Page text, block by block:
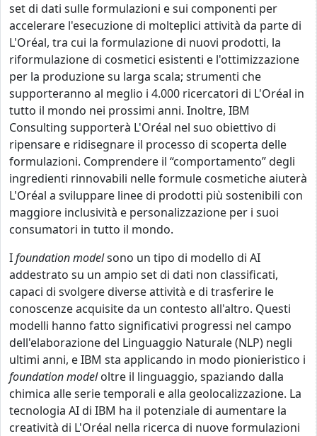
set di dati sulle formulazioni e sui componenti per
accelerare l'esecuzione di molteplici attività da parte di
L'Oréal, tra cui la formulazione di nuovi prodotti, la
riformulazione di cosmetici esistenti e l'ottimizzazione
per la produzione su larga scala; strumenti che
supporteranno al meglio i 4.000 ricercatori di L'Oréal in
tutto il mondo nei prossimi anni. Inoltre, IBM
Consulting supporterà L'Oréal nel suo obiettivo di
ripensare e ridisegnare il processo di scoperta delle
formulazioni. Comprendere il “comportamento” degli
ingredienti rinnovabili nelle formule cosmetiche aiuterà
L'Oréal a sviluppare linee di prodotti più sostenibili con
maggiore inclusività e personalizzazione per i suoi
consumatori in tutto il mondo.
Ifoundation modelsono un tipo di modello di AI
addestrato su un ampio set di dati non classificati,
capaci di svolgere diverse attività e di trasferire le
conoscenze acquisite da un contesto all'altro. Questi
modelli hanno fatto significativi progressi nel campo
dell'elaborazione del Linguaggio Naturale (NLP) negli
ultimi anni, e IBM sta applicando in modo pionieristico i
foundation modeloltre il linguaggio, spaziando dalla
chimica alle serie temporali e alla geolocalizzazione. La
tecnologia AI di IBM ha il potenziale di aumentare la
creatività di L'Oréal nella ricerca di nuoveformulazioni